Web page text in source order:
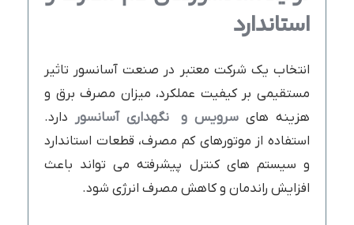
استاندارد
انتخاب یک شرکت معتبر در صنعت آسانسور تاثیر
مستقیمی بر کیفیت عملکرد، میزان مصرف برق و
هزینه هایسرویس و نگهداری آسانسور دارد.
استفاده از موتورهای کم مصرف، قطعات استاندارد
و سیستم های کنترل پیشرفته می تواند باعث
افزایش راندمان و کاهش مصرف انرژی شود.